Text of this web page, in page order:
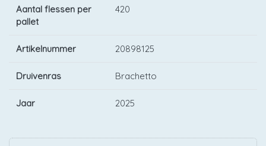
Aantal flessen per
pallet
420
Artikelnummer 20898125
Druivenras Brachetto
Jaar 2025